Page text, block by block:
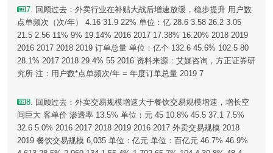
7. 回顾过去：外卖行业在补贴大战后增速放缓，稳步提升 用户数
点单频次（次/年） 4.16 31.9 22% 单位：亿 28.6 3.58 26.2 3.05
21.5 2.56 11% 9% 19.14% 2016 2017 17.38% 16.20% 2018 2019
2016 2017 2018 2019 订单总量 单位：亿个 132.6 45.6% 102.5 80
28.1% 2017 2018 29.4% 55 2016 资料来源：艾媒咨询，方正证券研
究所 注：用户数*点单频次/年 = 年度订单总量 2019 7
8. 回顾过去：外卖交易规模增速大于餐饮交易规模增速，增长空
间巨大 客单价 渗透率 13.5% 单位：元 45 10.8% 45.5 37.1 7.5%
32.6 5.0% 2016 2017 2018 2019 2016 2017 外卖交易规模 2018
2019 餐饮交易规模 6,035 单位：亿元 单位：百亿元 46.7% 46.9%